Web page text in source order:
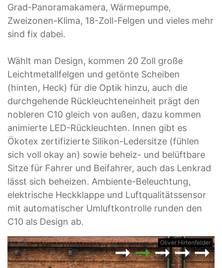
Grad-Panoramakamera, Wärmepumpe,
Zweizonen-Klima, 18-Zoll-Felgen und vieles mehr
sind fix dabei.
Wählt man Design, kommen 20 Zoll große
Leichtmetallfelgen und getönte Scheiben
(hinten, Heck) für die Optik hinzu, auch die
durchgehende Rückleuchteneinheit prägt den
nobleren C10 gleich von außen, dazu kommen
animierte LED-Rückleuchten. Innen gibt es
Ökotex zertifizierte Silikon-Ledersitze (fühlen
sich voll okay an) sowie beheiz- und belüftbare
Sitze für Fahrer und Beifahrer, auch das Lenkrad
lässt sich beheizen. Ambiente-Beleuchtung,
elektrische Heckklappe und Luftqualitätssensor
mit automatischer Umluftkontrolle runden den
C10 als Design ab.
Oliver Hirtenfelder